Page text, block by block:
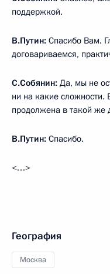
поддержкой.
В.Путин: Спасибо Вам.
договариваемся,
С.Собянин: Да, мы не
ни на какие сложности.
продолжена в такой же
В.Путин: Спасибо.
<…>
География
Москва